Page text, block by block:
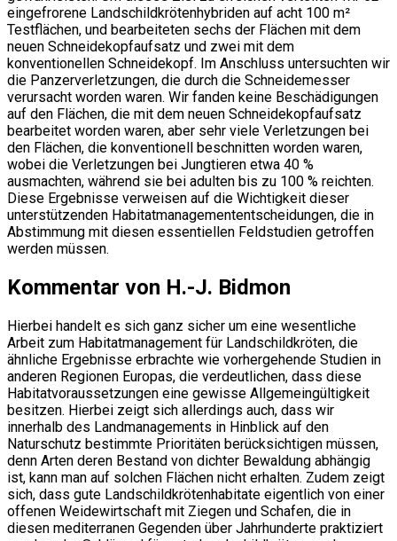
eingefrorene Landschildkrötenhybriden auf acht 100 m²
Testflächen, und bearbeiteten sechs der Flächen mit dem
neuen Schneidekopfaufsatz und zwei mit dem
konventionellen Schneidekopf. Im Anschluss untersuchten wir
die Panzerverletzungen, die durch die Schneidemesser
verursacht worden waren. Wir fanden keine Beschädigungen
auf den Flächen, die mit dem neuen Schneidekopfaufsatz
bearbeitet worden waren, aber sehr viele Verletzungen bei
den Flächen, die konventionell beschnitten worden waren,
wobei die Verletzungen bei Jungtieren etwa 40 %
ausmachten, während sie bei adulten bis zu 100 % reichten.
Diese Ergebnisse verweisen auf die Wichtigkeit dieser
unterstützenden Habitatmanagemententscheidungen, die in
Abstimmung mit diesen essentiellen Feldstudien getroffen
werden müssen.
Kommentar von H.-J. Bidmon
Hierbei handelt es sich ganz sicher um eine wesentliche
Arbeit zum Habitatmanagement für Landschildkröten, die
ähnliche Ergebnisse erbrachte wie vorhergehende Studien in
anderen Regionen Europas, die verdeutlichen, dass diese
Habitatvoraussetzungen eine gewisse Allgemeingültigkeit
besitzen. Hierbei zeigt sich allerdings auch, dass wir
innerhalb des Landmanagements in Hinblick auf den
Naturschutz bestimmte Prioritäten berücksichtigen müssen,
denn Arten deren Bestand von dichter Bewaldung abhängig
ist, kann man auf solchen Flächen nicht erhalten. Zudem zeigt
sich, dass gute Landschildkrötenhabitate eigentlich von einer
offenen Weidewirtschaft mit Ziegen und Schafen, die in
diesen mediterranen Gegenden über Jahrhunderte praktiziert